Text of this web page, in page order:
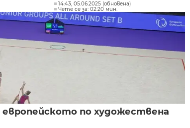
14:43, 05.06.2025 (обновена)
Чете се за: 02:20 мин.
по художествена